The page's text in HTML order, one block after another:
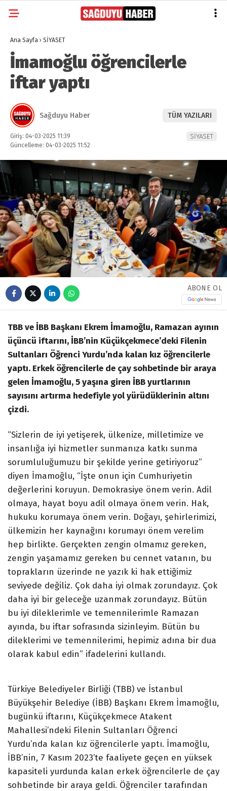
Ana Sayfa › SİYASET
İmamoğlu öğrencilerle
iftar yaptı
Sağduyu Haber TÜM YAZILARI
Giriş: 04-03-2025 11:39
Güncelleme: 04-03-2025 11:52
SİYASET
ABONE OL
TBB ve İBB Başkanı Ekrem İmamoğlu, Ramazan ayının
üçüncü iftarını, İBB’nin Küçükçekmece’deki Filenin
Sultanları Öğrenci Yurdu’nda kalan kız öğrencilerle
yaptı. Erkek öğrencilerle de çay sohbetinde bir araya
gelen İmamoğlu, 5 yaşına giren İBB yurtlarının
sayısını artırma hedefiyle yol yürüdüklerinin altını
çizdi.
“Sizlerin de iyi yetişerek, ülkenize, milletimize ve
insanlığa iyi hizmetler sunmanıza katkı sunma
sorumluluğumuzu bir şekilde yerine getiriyoruz”
diyen İmamoğlu, “İşte onun için Cumhuriyetin
değerlerini koruyun. Demokrasiye önem verin. Adil
olmaya, hayat boyu adil olmaya önem verin. Hak,
hukuku korumaya önem verin. Doğayı, şehirlerimizi,
ülkemizin her kaynağını korumayı önem verelim
hep birlikte. Gerçekten zengin olmamız gereken,
zengin yaşamamız gereken bu cennet vatanın, bu
toprakların üzerinde ne yazık ki hak ettiğimiz
seviyede değiliz. Çok daha iyi olmak zorundayız. Çok
daha iyi bir geleceğe uzanmak zorundayız. Bütün
bu iyi dileklerimle ve temennilerimle Ramazan
ayında, bu iftar sofrasında sizinleyim. Bütün bu
dileklerimi ve temennilerimi, hepimiz adına bir dua
olarak kabul edin” ifadelerini kullandı.
Türkiye Belediyeler Birliği (TBB) ve İstanbul
Büyükşehir Belediye (İBB) Başkanı Ekrem İmamoğlu,
bugünkü iftarını, Küçükçekmece Atakent
Mahallesi’ndeki Filenin Sultanları Öğrenci
Yurdu’nda kalan kız öğrencilerle yaptı. İmamoğlu,
İBB’nin, 7 Kasım 2023’te faaliyete geçen en yüksek
kapasiteli yurdunda kalan erkek öğrencilerle de çay
sohbetinde bir araya geldi. Öğrenciler tarafından